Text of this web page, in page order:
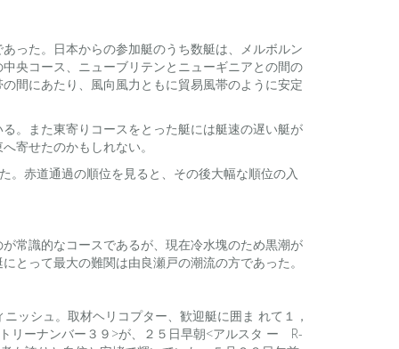
った。日本からの参加艇のうち数艇は、メルボルン
央コース、ニューブリテンとニューギニアとの間の
間にあたり、風向風力ともに貿易風帯のように安定
。また東寄りコースをとった艇には艇速の遅い艇が
寄せたのかもしれない。
。赤道通過の順位を見ると、その後大幅な順位の入
常識的なコースであるが、現在冷水塊のため黒潮が
とって最大の難関は由良瀬戸の潮流の方であった。
ッシュ。取材ヘリコプター、歓迎艇に囲ま れて１，
リーナンバー３９>が、２５日早朝<アルスタ ー R-